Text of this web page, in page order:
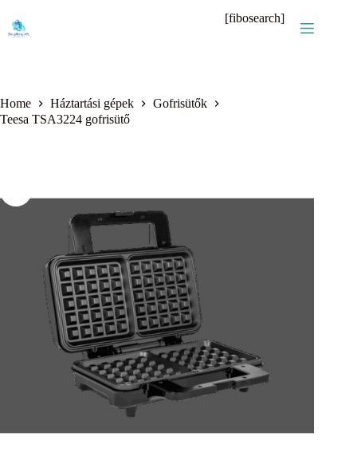
content
[fibosearch]
Home Háztartási gépek
Gofrisütők
Teesa TSA3224 gofrisütő